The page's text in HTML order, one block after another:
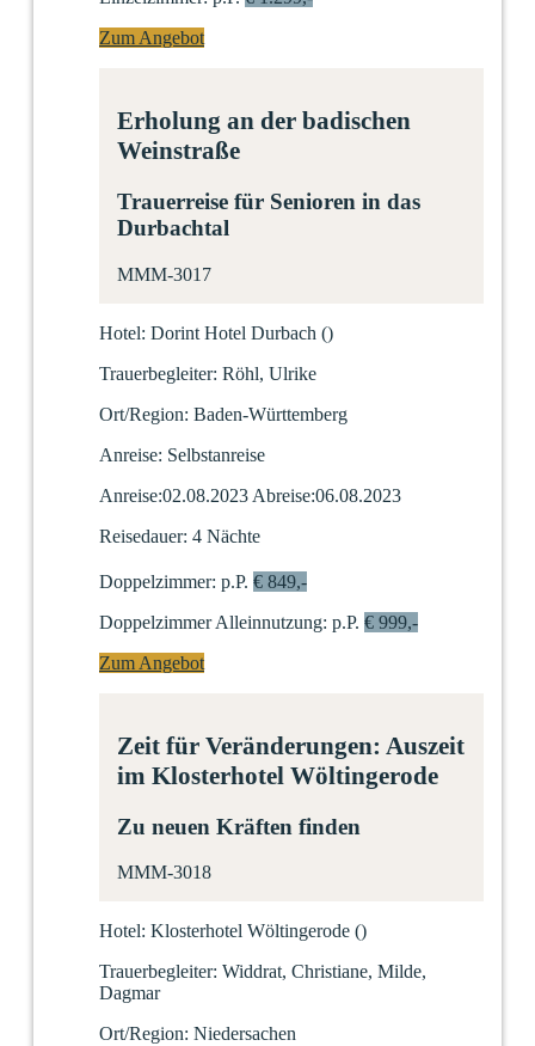
Zum Angebot
Erholung an der badischen
Weinstraße
Trauerreise für Senioren in das
Durbachtal
MMM-3017
Hotel: Dorint Hotel Durbach ()
Trauerbegleiter: Röhl, Ulrike
Ort/Region: Baden-Württemberg
Anreise: Selbstanreise
Anreise:02.08.2023 Abreise:06.08.2023
Reisedauer: 4 Nächte
Doppelzimmer: p.P. € 849,-
Doppelzimmer Alleinnutzung: p.P. € 999,-
Zum Angebot
Zeit für Veränderungen: Auszeit
im Klosterhotel Wöltingerode
Zu neuen Kräften finden
MMM-3018
Hotel: Klosterhotel Wöltingerode ()
Trauerbegleiter: Widdrat, Christiane, Milde,
Dagmar
Ort/Region: Niedersachen